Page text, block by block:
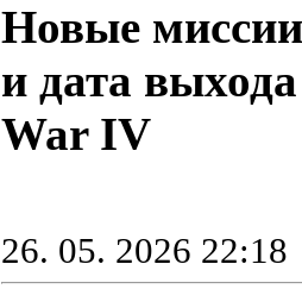
Новые
и дата
War IV
26. 05. 2026 22:18